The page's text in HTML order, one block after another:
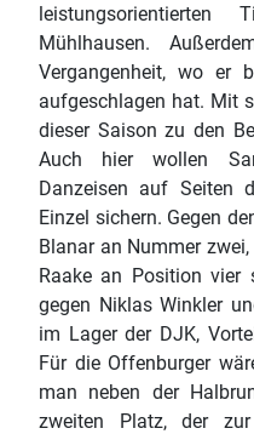
leistungsorientierten
Mühlhausen.
Vergangenheit, wo er
aufgeschlagen hat. Mit
dieser Saison zu den
Auch hier wollen
Danzeisen auf Seiten
Einzel sichern. Gegen
Blanar an Nummer
Raake an Position vier
gegen Niklas Winkler
im Lager der DJK,
Für die Offenburger
man neben der
zweiten Platz, der